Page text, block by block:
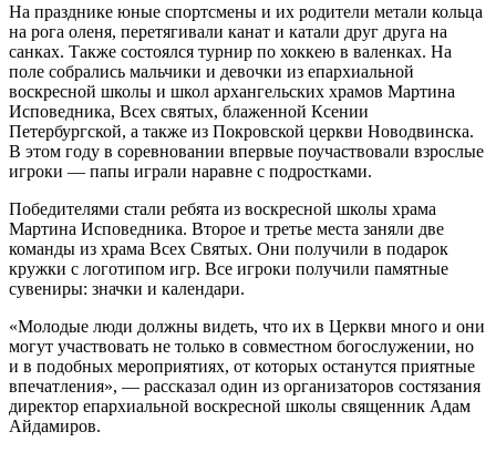
На празднике юные спортсмены и их родители метали кольца
на рога оленя, перетягивали канат и катали друг друга на
санках. Также состоялся турнир по хоккею в валенках. На
поле собрались мальчики и девочки из епархиальной
воскресной школы и школ архангельских храмов Мартина
Исповедника, Всех святых, блаженной Ксении
Петербургской, а также из Покровской церкви Новодвинска.
В этом году в соревновании впервые поучаствовали взрослые
игроки — папы играли наравне с подростками.
Победителями стали ребята из воскресной школы храма
Мартина Исповедника. Второе и третье места заняли две
команды из храма Всех Святых. Они получили в подарок
кружки с логотипом игр. Все игроки получили памятные
сувениры: значки и календари.
«Молодые люди должны видеть, что их в Церкви много и они
могут участвовать не только в совместном богослужении, но
и в подобных мероприятиях, от которых останутся приятные
впечатления», — рассказал один из организаторов состязания
директор епархиальной воскресной школы священник Адам
Айдамиров.